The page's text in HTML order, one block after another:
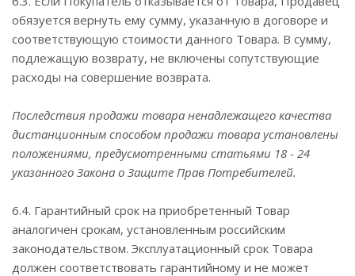
обязуется вернуть ему сумму, указанную в договоре и
соответствующую стоимости данного Товара. В сумму,
подлежащую возврату, не включены сопутствующие
расходы на совершение возврата.
Последствия продажи товара ненадлежащего качества
дистанционным способом продажи товара установлены
положениями, предусмотренными статьями 18 - 24
указанного Закона о Защите Прав Потребителей.
6.4. Гарантийный срок на приобретенный Товар
аналогичен срокам, установленным российским
законодательством. Эксплуатационный срок Товара
должен соответствовать гарантийному и не может